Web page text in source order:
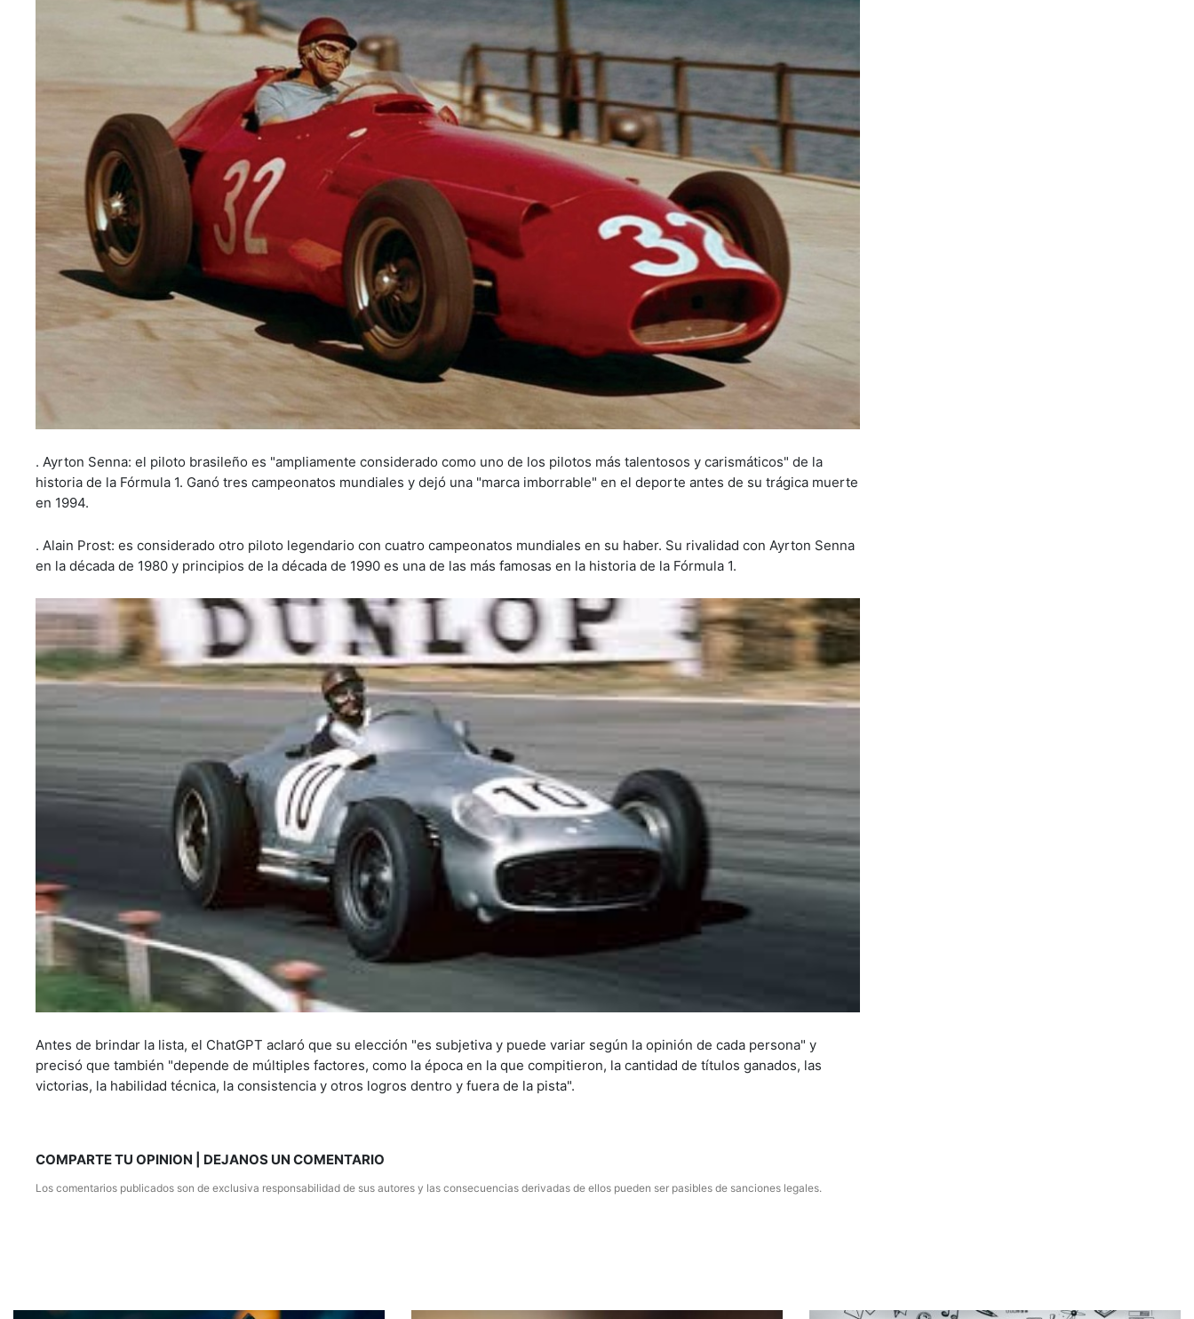
. Ayrton Senna: el piloto brasileño es "ampliamente considerado como uno de los pilotos más talentosos y carismáticos" de la
historia de la Fórmula 1. Ganó tres campeonatos mundiales y dejó una "marca imborrable" en el deporte antes de su trágica muerte
en 1994.
. Alain Prost: es considerado otro piloto legendario con cuatro campeonatos mundiales en su haber. Su rivalidad con Ayrton Senna
en la década de 1980 y principios de la década de 1990 es una de las más famosas en la historia de la Fórmula 1.
Antes de brindar la lista, el ChatGPT aclaró que su elección "es subjetiva y puede variar según la opinión de cada persona" y
precisó que también "depende de múltiples factores, como la época en la que compitieron, la cantidad de títulos ganados, las
victorias, la habilidad técnica, la consistencia y otros logros dentro y fuera de la pista".
COMPARTE TU OPINION | DEJANOS UN COMENTARIO
Los comentarios publicados son de exclusiva responsabilidad de sus autores y las consecuencias derivadas de ellos pueden ser pasibles de sanciones legales.